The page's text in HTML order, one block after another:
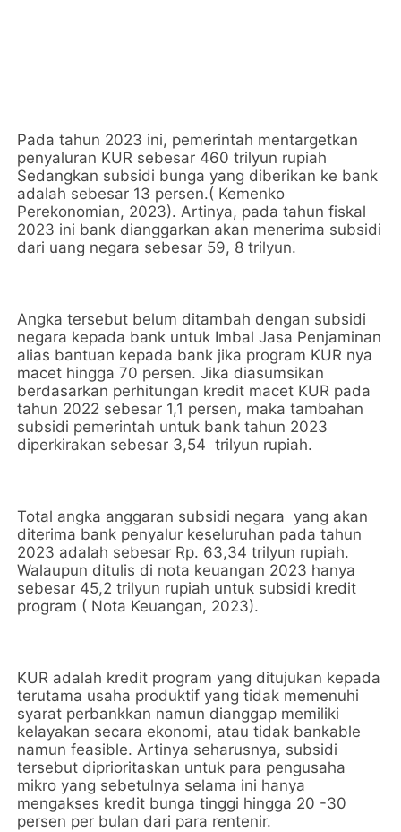
Pada tahun 2023 ini, pemerintah mentargetkan
penyaluran KUR sebesar 460 trilyun rupiah
Sedangkan subsidi bunga yang diberikan ke bank
adalah sebesar 13 persen.( Kemenko
Perekonomian, 2023). Artinya, pada tahun fiskal
2023 ini bank dianggarkan akan menerima subsidi
dari uang negara sebesar 59, 8 trilyun.
Angka tersebut belum ditambah dengan subsidi
negara kepada bank untuk Imbal Jasa Penjaminan
alias bantuan kepada bank jika program KUR nya
macet hingga 70 persen. Jika diasumsikan
berdasarkan perhitungan kredit macet KUR pada
tahun 2022 sebesar 1,1 persen, maka tambahan
subsidi pemerintah untuk bank tahun 2023
diperkirakan sebesar 3,54 trilyun rupiah.
Total angka anggaran subsidi negara yang akan
diterima bank penyalur keseluruhan pada tahun
2023 adalah sebesar Rp. 63,34 trilyun rupiah.
Walaupun ditulis di nota keuangan 2023 hanya
sebesar 45,2 trilyun rupiah untuk subsidi kredit
program ( Nota Keuangan, 2023).
KUR adalah kredit program yang ditujukan kepada
terutama usaha produktif yang tidak memenuhi
syarat perbankkan namun dianggap memiliki
kelayakan secara ekonomi, atau tidak bankable
namun feasible. Artinya seharusnya, subsidi
tersebut diprioritaskan untuk para pengusaha
mikro yang sebetulnya selama ini hanya
mengakses kredit bunga tinggi hingga 20 -30
persen per bulan dari para rentenir.